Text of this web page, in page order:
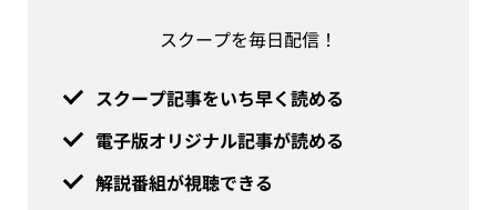
スクープを毎日配信！
スクープ記事をいち早く読める
電子版オリジナル記事が読める
解説番組が視聴できる